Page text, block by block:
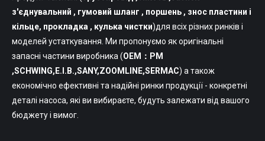
з'єднувальний , гумовий шланг , поршень , знос пластини і
кільце, прокладка , кулька чистки)для всіх різних ринків і
моделей устаткування. Ми пропонуємо як оригінальні
запасні частини виробника (OEM：PM
,SCHWING,Е.І.В.,SANY,ZOOMLINE,SERMAC) а також
економічно ефективні та надійні ринки продукції - конкретні
деталі насоса, які ви вибираєте, будуть залежати від вашого
бюджету і вимог.